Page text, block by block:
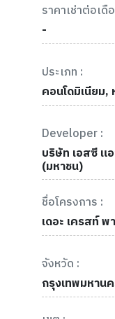
ราคาเช่าต่อเดื
-
ประเภท :
คอนโดมิเนียม,
Developer :
บริษัท เอสซี แ
(มหาชน)
ชื่อโครงการ :
เดอะ เครสท์ พ
จังหวัด :
กรุงเทพมหาน